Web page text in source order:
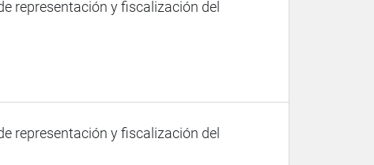
representación y fiscalización del
representación y fiscalización del